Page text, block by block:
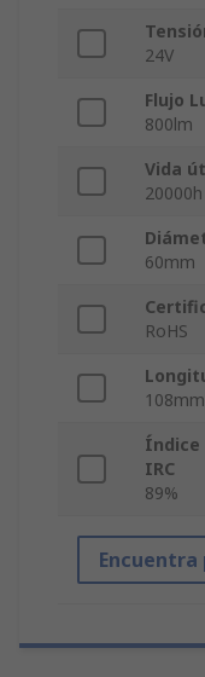
24V
Flujo
800lm
Vida
20000h
60mm
RoHS
108mm
Índice
IRC
89%